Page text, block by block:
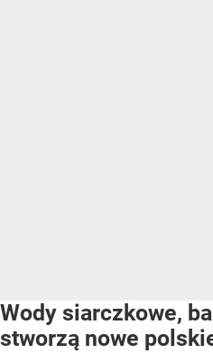
Wody siarczkowe,
stworzą nowe